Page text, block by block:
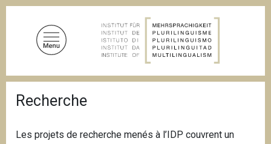
i
l
'
A
Recherche
Les projets de recherche menés à l’IDP couvrent un